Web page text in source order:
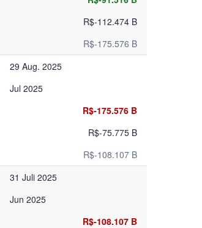
R$-112.474 B
R$-175.576 B
29 Aug. 2025
Jul 2025
R$-175.576 B
R$-75.775 B
R$-108.107 B
31 Juli 2025
Jun 2025
R$-108.107 B